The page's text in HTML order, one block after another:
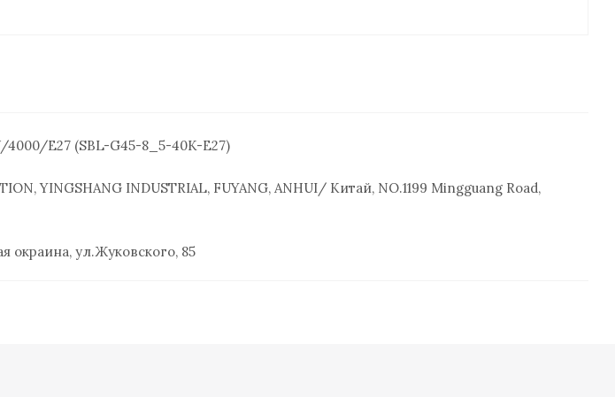
E27 (SBL-G45-8_5-40K-E27)
YINGSHANG INDUSTRIAL, FUYANG, ANHUI/ Китай, NO.1199 Mingguang Road,
ул.Жуковского, 85